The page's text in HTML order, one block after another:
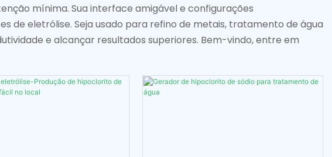
mínima. Sua interface amigável e configurações
de eletrólise. Seja usado para refino de metais, tratamento de água
e alcançar resultados superiores. Bem-vindo, entre em